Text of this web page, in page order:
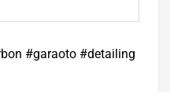
#garaoto #detailing